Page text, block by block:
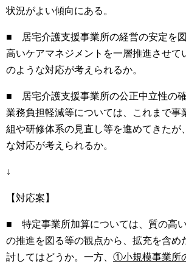
状況がよい傾向にある。
■ 居宅介護支援事業所の経営の安定を
高いケアマネジメントを一層推進させて
のような対応が考えられるか。
■ 居宅介護支援事業所の公正中立性の確
業務負担軽減等については、これまで事
組や研修体系の見直し等を進めてきたが
な対応が考えられるか。
↓
【対応案】
■ 特定事業所加算については、質の高
の推進を図る等の観点から、拡充を含め
討してはどうか。一方、 ①小規模事業所